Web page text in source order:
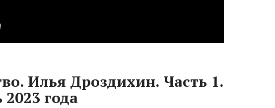
Илья Дроздихин. Часть 1.
года